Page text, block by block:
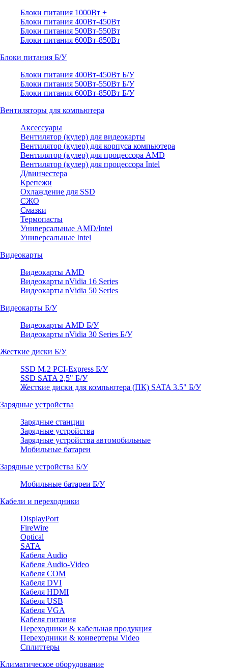
Блоки питания 1000Вт +
Блоки питания 400Вт-450Вт
Блоки питания 500Вт-550Вт
Блоки питания 600Вт-850Вт
Блоки питания Б/У
Блоки питания 400Вт-450Вт Б/У
Блоки питания 500Вт-550Вт Б/У
Блоки питания 600Вт-850Вт Б/У
Вентиляторы для компьютера
Аксессуары
Вентилятор (кулер) для видеокарты
Вентилятор (кулер) для корпуса компьютера
Вентилятор (кулер) для процессора AMD
Вентилятор (кулер) для процессора Intel
Д/винчестера
Крепежи
Охлаждение для SSD
СЖО
Смазки
Термопасты
Универсальные AMD/Intel
Универсальные Intel
Видеокарты
Видеокарты AMD
Видеокарты nVidia 16 Series
Видеокарты nVidia 50 Series
Видеокарты Б/У
Видеокарты AMD Б/У
Видеокарты nVidia 30 Series Б/У
Жесткие диски Б/У
SSD M.2 PCI-Express Б/У
SSD SATA 2,5" Б/У
Жесткие диски для компьютера (ПК) SATA 3.5" Б/У
Зарядные устройства
Зарядные станции
Зарядные устройства
Зарядные устройства автомобильные
Мобильные батареи
Зарядные устройства Б/У
Мобильные батареи Б/У
Кабели и переходники
DisplayPort
FireWire
Optical
SATA
Кабеля Audio
Кабеля Audio-Video
Кабеля COM
Кабеля DVI
Кабеля HDMI
Кабеля USB
Кабеля VGA
Кабеля питания
Переходники & кабельная продукция
Переходники & конвертеры Video
Сплиттеры
Климатическое оборудование